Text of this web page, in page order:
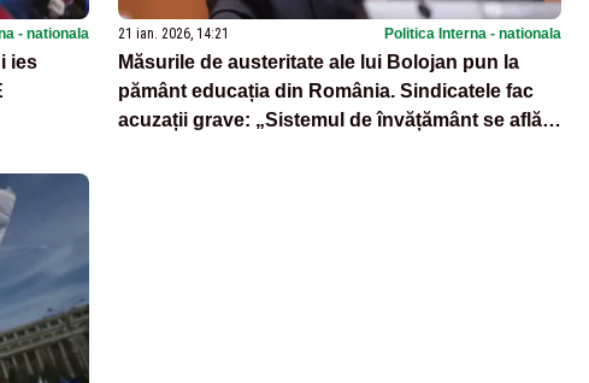
- nationala
ies
21 ian. 2026, 14:21 Politica Interna - nationala
Măsurile de austeritate ale lui Bolojan pun la
pământ educația din România. Sindicatele fac
acuzații grave: „Sistemul de învățământ se află